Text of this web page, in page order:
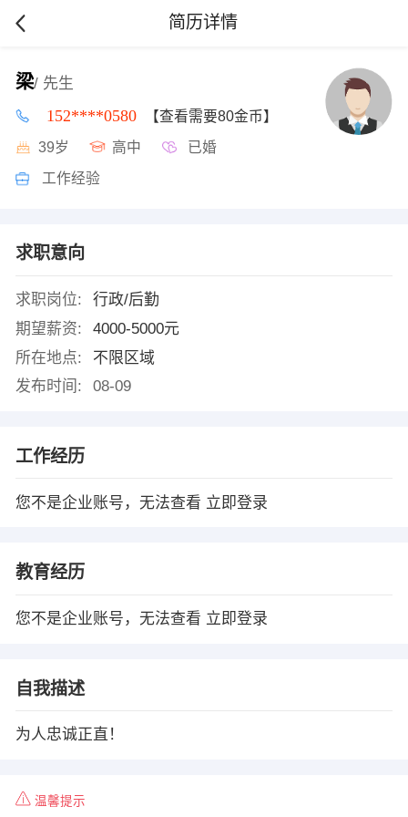
简历详情
梁/ 先生
152****0580 【查看需要80金币】
39岁 高中 已婚
工作经验
求职意向
求职岗位:
行政/后勤
期望薪资:
4000-5000元
所在地点:
不限区域
发布时间:
08-09
工作经历
您不是企业账号，无法查看 立即登录
教育经历
您不是企业账号，无法查看 立即登录
自我描述
为人忠诚正直！
温馨提示